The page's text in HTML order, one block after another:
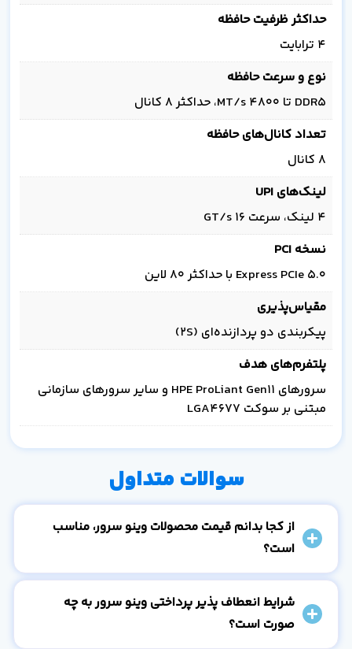
حداکثر ظرفیت حافظه
4 ترابایت
نوع و سرعت حافظه
DDR5 تا 4800 MT/s، حداکثر 8 کانال
تعداد کانال‌های حافظه
8 کانال
لینک‌های UPI
4 لینک، سرعت 16 GT/s
نسخه PCI
Express PCIe 5.0 با حداکثر 80 لاین
مقیاس‌پذیری
پیکربندی دو پردازنده‌ای (2S)
پلتفرم‌های هدف
سرورهای HPE ProLiant Gen11 و سایر سرورهای سازمانی
مبتنی بر سوکت LGA4677
سوالات متداول
از کجا بدانم قیمت محصولات وینو سرور، مناسب
است؟
شرایط انعطاف پذیر پرداختی وینو سرور به چه
صورت است؟